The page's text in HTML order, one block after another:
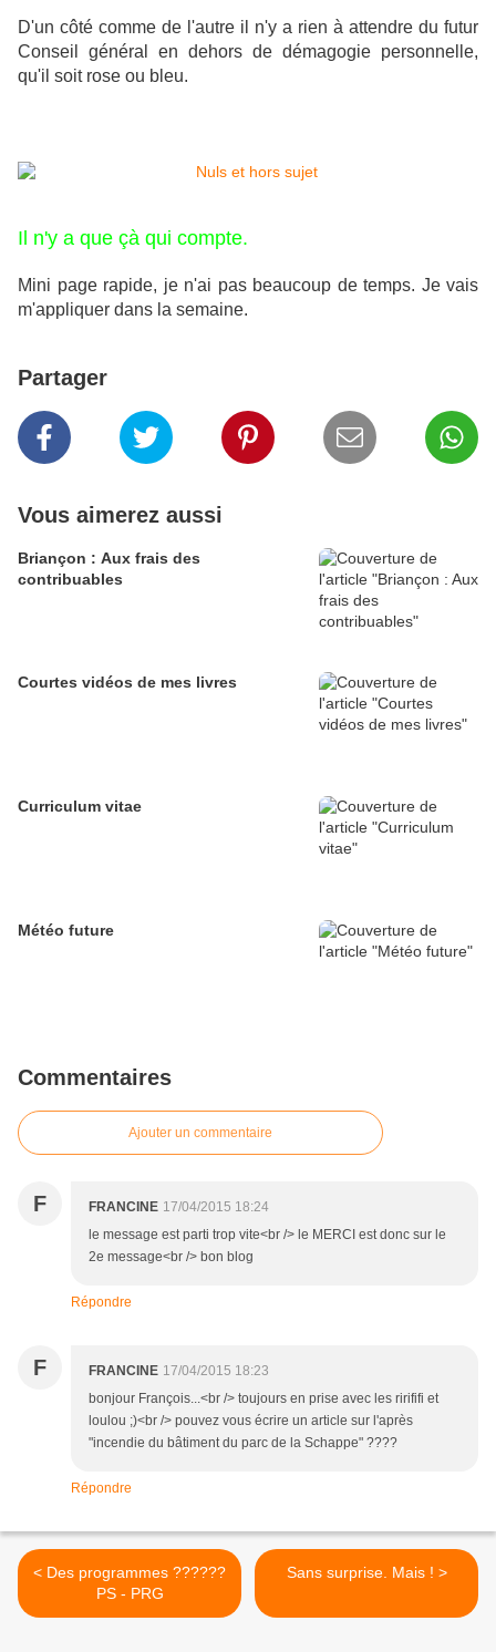
D'un côté comme de l'autre il n'y a rien à attendre du futur
Conseil général en dehors de démagogie personnelle,
qu'il soit rose ou bleu.
Il n'y a que çà qui compte.
Mini page rapide, je n'ai pas beaucoup de temps. Je vais
m'appliquer dans la semaine.
Partager
Vous aimerez aussi
Briançon : Aux frais des
contribuables
Courtes vidéos de mes livres
Curriculum vitae
Météo future
Commentaires
Ajouter un commentaire
F FRANCINE 17/04/2015 18:24
le message est parti trop vite<br /> le MERCI est donc sur le
2e message<br /> bon blog
Répondre
F FRANCINE 17/04/2015 18:23
bonjour François...<br /> toujours en prise avec les rirififi et
loulou ;)<br /> pouvez vous écrire un article sur l'après
"incendie du bâtiment du parc de la Schappe" ????
Répondre
< Des programmes ??????
PS - PRG
Sans surprise. Mais ! >